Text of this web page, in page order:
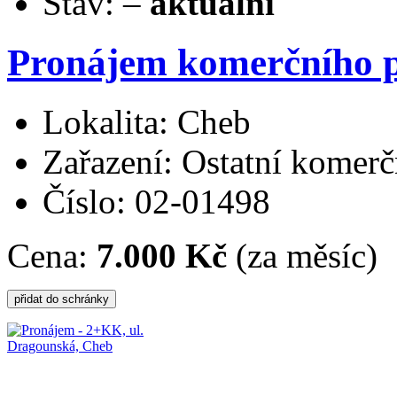
Pronájem komerčního
Lokalita: Cheb
Zařazení: Ostatní
Číslo: 02-01498
Cena: 7.000 Kč (za měsíc)